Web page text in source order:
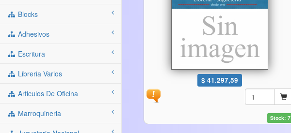
Blocks
Adhesivos
Escritura
Libreria Varios
Articulos De Oficina
Marroquineria
$ 41.297,59
Stock: 7